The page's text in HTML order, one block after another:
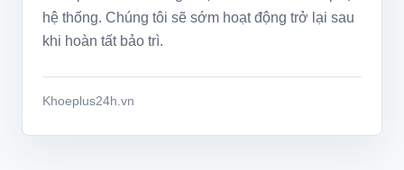
hệ thống. Chúng tôi sẽ sớm hoạt động trở lại sau
khi hoàn tất bảo trì.
Khoeplus24h.vn